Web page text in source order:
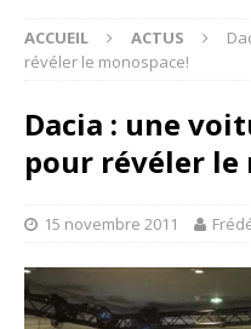
ACCUEIL ACTUS
révéler le monospace!
Dacia : une
pour révéler le
15 novembre 2011